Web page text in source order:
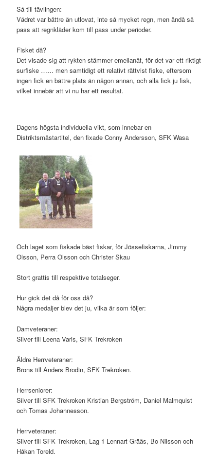
Så till tävlingen:
Vädret var bättre än utlovat, inte så mycket regn, men ändå så
pass att regnkläder kom till pass under perioder.
Fisket då?
Det visade sig att rykten stämmer emellanåt, för det var ett riktigt
surfiske …… men samtidigt ett relativt rättvist fiske, eftersom
ingen fick en bättre plats än någon annan, och alla fick ju fisk,
vilket innebär att vi nu har ett resultat.
Dagens högsta individuella vikt, som innebar en
Distriktsmästartitel, den fixade Conny Andersson, SFK Wasa
Och laget som fiskade bäst fiskar, för Jössefiskarna, Jimmy
Olsson, Perra Olsson och Christer Skau
Stort grattis till respektive totalseger.
Hur gick det då för oss då?
Några medaljer blev det ju, vilka är som följer:
Damveteraner:
Silver till Leena Varis, SFK Trekroken
Äldre Herrveteraner:
Brons till Anders Brodin, SFK Trekroken.
Herrseniorer:
Silver till SFK Trekroken Kristian Bergström, Daniel Malmquist
och Tomas Johannesson.
Herrveteraner:
Silver till SFK Trekroken, Lag 1 Lennart Grääs, Bo Nilsson och
Håkan Toreld.